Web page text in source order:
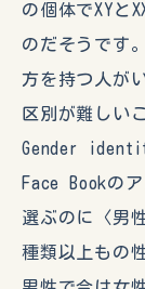
の個体でXYと
のだそうです
方を持つ人が
区別が難しい
Gender
Face Bookの
選ぶのに〈男
種類以上もの